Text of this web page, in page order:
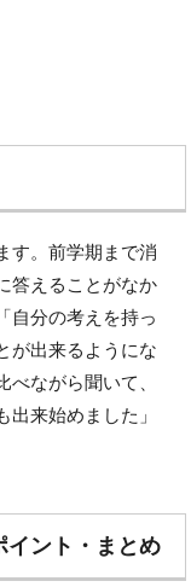
す。前学期まで消
答えることがなか
自分の考えを持っ
が出来るようにな
べながら聞いて、
出来始めました」
イント・まとめ